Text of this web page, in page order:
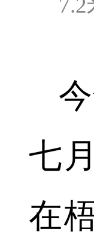
七
在